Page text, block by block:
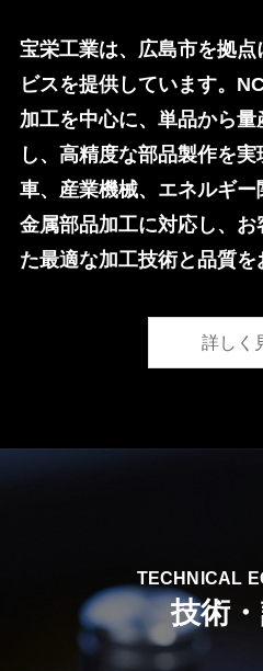
宝栄工業は、広島市を拠
ビスを提供しています。
加工を中心に、単品から
し、高精度な部品製作を
車、産業機械、エネルギ
金属部品加工に対応し、
た最適な加工技術と品質を
詳しく
TECHNICAL
技術